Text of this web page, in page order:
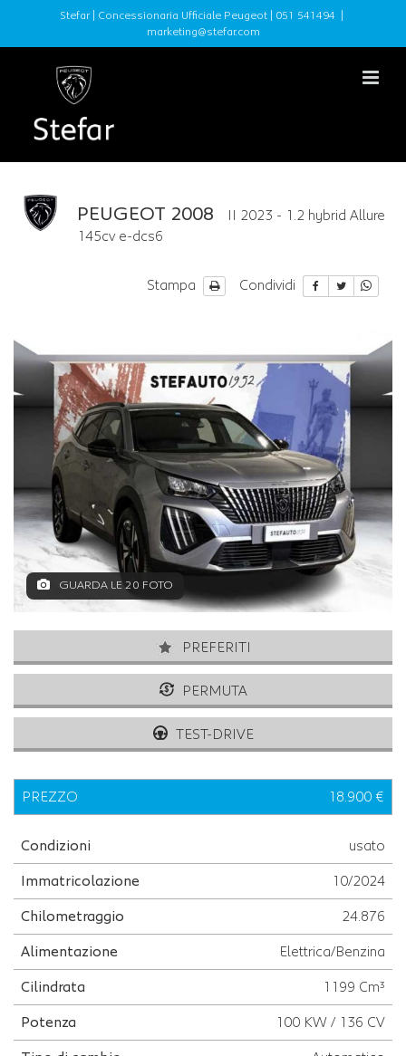
Stefar | Concessionaria Ufficiale Peugeot | 051 541494
marketing@stefar.com
PEUGEOT 2008
II 2023 - 1.2 hybrid Allure
145cv e-dcs6
Stampa Condividi
GUARDA LE 20 FOTO
PREFERITI
PERMUTA
TEST-DRIVE
PREZZO 18.900 €
Condizioni usato
Immatricolazione 10/2024
Chilometraggio 24.876
Alimentazione Elettrica/Benzina
Cilindrata 1199 Cm³
Potenza 100 KW / 136 CV